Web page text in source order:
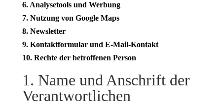
6. Analysetools und Werbung
7. Nutzung von Google Maps
8. Newsletter
9. Kontaktformular und E-Mail-Kontakt
10. Rechte der betroffenen Person
1. Name und Anschrift der
Verantwortlichen